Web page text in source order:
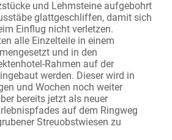
und Lehmsteine aufgebohrt
glattgeschliffen, damit sich
Einflug nicht verletzen.
alle Einzelteile in einem
und in den
Rahmen auf der
werden. Dieser wird in
und Wochen noch weiter
bereits jetzt als neuer
auf dem Ringweg
Streuobstwiesen zu